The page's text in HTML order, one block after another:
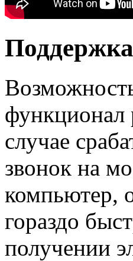
функционал
случае
звонок на
компьютер,
гораздо
получении